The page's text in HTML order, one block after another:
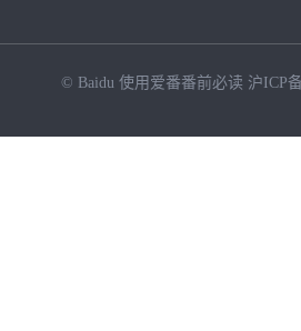
© Baidu 使用爱番番前必读 沪ICP